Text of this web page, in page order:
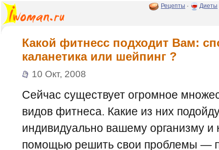
Рецепты · Диеты
Какой фитнесс подходит Вам:
каланетика или шейпинг ?
10 Окт, 2008
Сейчас существует огромное
видов фитнеса. Какие из них
индивидуально вашему организму и
помощью решить свои проблемы —